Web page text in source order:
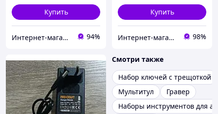
Купить
Интернет-магазин Фотограф 94%
Купить
Интернет-магазин электрооборудования ALT-SHOP 98%
Смотри также
Набор ключей с трещоткой
Мультитул
Гравер
Наборы инструментов для